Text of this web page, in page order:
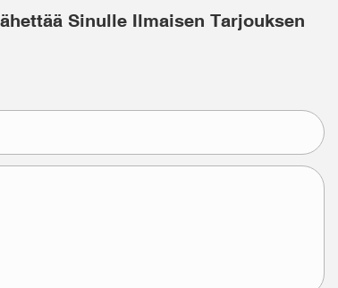
Sinulle Ilmaisen Tarjouksen